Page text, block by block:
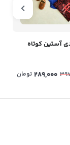
آستین کوتاه
289,000 تومان